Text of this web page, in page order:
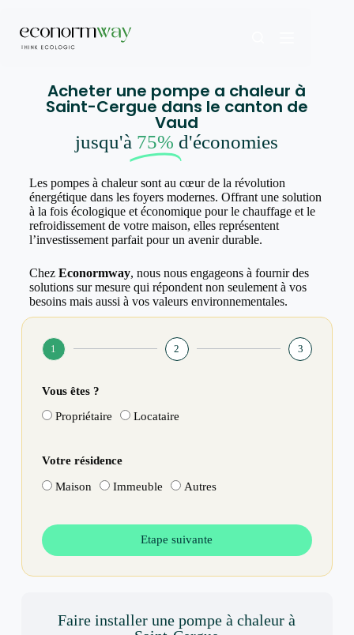
Acheter une pompe a chaleur à
Saint-Cergue dans le canton de
Vaud
jusqu'à 75% d'économies
Les pompes à chaleur sont au cœur de la révolution
énergétique dans les foyers modernes. Offrant une solution
à la fois écologique et économique pour le chauffage et le
refroidissement de votre maison, elles représentent
l’investissement parfait pour un avenir durable.
Chez Econormway, nous nous engageons à fournir des
solutions sur mesure qui répondent non seulement à vos
besoins mais aussi à vos valeurs environnementales.
1 2 3
Vous êtes ?
Propriétaire Locataire
Votre résidence
Maison Immeuble Autres
Etape suivante
Faire installer une pompe à chaleur à